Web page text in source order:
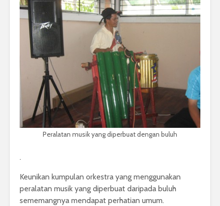
Peralatan musik yang diperbuat dengan buluh
.
Keunikan kumpulan orkestra yang menggunakan
peralatan musik yang diperbuat daripada buluh
sememangnya mendapat perhatian umum.